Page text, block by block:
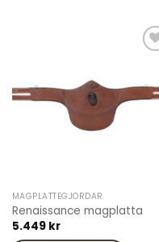
varianter.
De
produktsidan
MAGPLATTEGJORDAR
Renaissance magplatta
5.449 kr